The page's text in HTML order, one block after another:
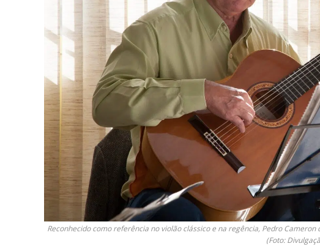
Reconhecido como referência no violão clássico e na regência, Pedro
(Foto: